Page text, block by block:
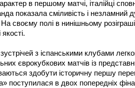
в першому матчі, італійці
показала сміливість і незламний
своєму полі в нинішньому розіграші
з іспанськими клубами
єврокубкових матчів із
здобути історичну першу
поступилася в двох попередніх